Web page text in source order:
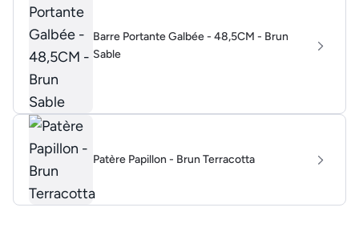
Barre Portante Galbée - 48,5CM - Brun
Sable
Patère Papillon - Brun Terracotta